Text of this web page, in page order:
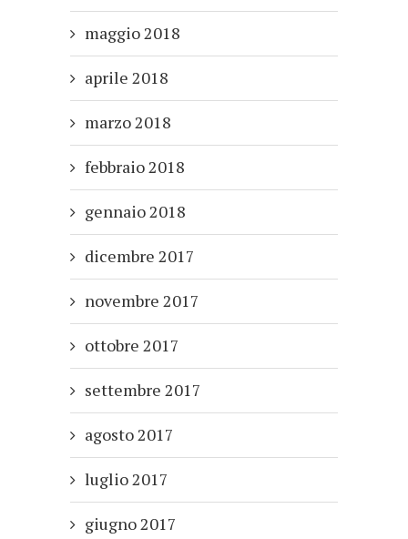
maggio 2018
aprile 2018
marzo 2018
febbraio 2018
gennaio 2018
dicembre 2017
novembre 2017
ottobre 2017
settembre 2017
agosto 2017
luglio 2017
giugno 2017